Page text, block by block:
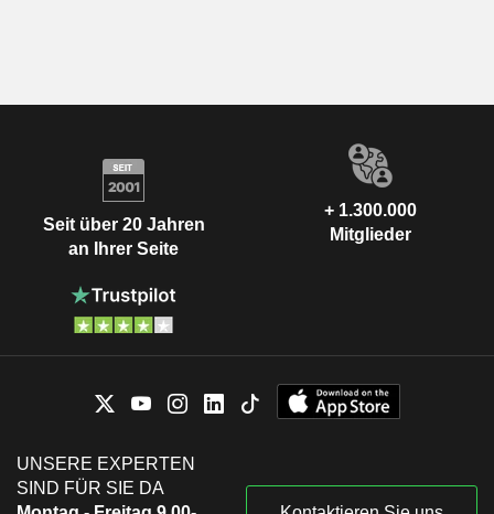
Seit über 20 Jahren
an Ihrer Seite
+ 1.300.000
Mitglieder
UNSERE EXPERTEN
SIND FÜR SIE DA